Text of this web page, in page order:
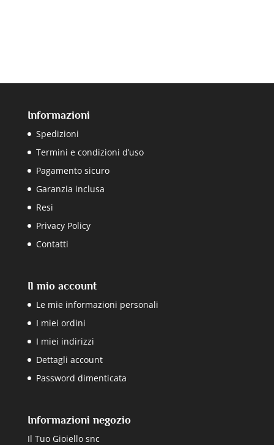
Informazioni
Spedizioni
Termini e condizioni d’uso
Pagamento sicuro
Garanzia inclusa
Resi
Privacy Policy
Contatti
Il mio account
Le mie informazioni personali
I miei ordini
I miei indirizzi
Dettagli account
Password dimenticata
Informazioni negozio
Il Tuo Gioiello snc